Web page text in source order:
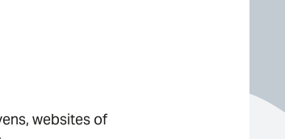
websites of